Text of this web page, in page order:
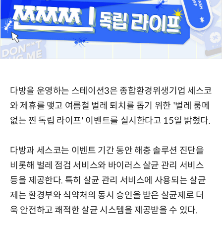
다방을 운영하는 스테이션3은 종합환경위생기업 세스코
와 제휴를 맺고 여름철 벌레 퇴치를 돕기 위한 '벌레 룸메
없는 찐 독립 라이프' 이벤트를 실시한다고 15일 밝혔다.
다방과 세스코는 이벤트 기간 동안 해충 솔루션 진단을
비롯해 벌레 점검 서비스와 바이러스 살균 관리 서비스
등을 제공한다. 특히 살균 관리 서비스에 사용되는 살균
제는 환경부와 식약처의 동시 승인을 받은 살균제로 더
욱 안전하고 쾌적한 살균 시스템을 제공받을 수 있다.